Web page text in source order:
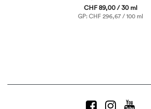
CHF 89,00 / 30 ml
GP: CHF 296,67 / 100 ml